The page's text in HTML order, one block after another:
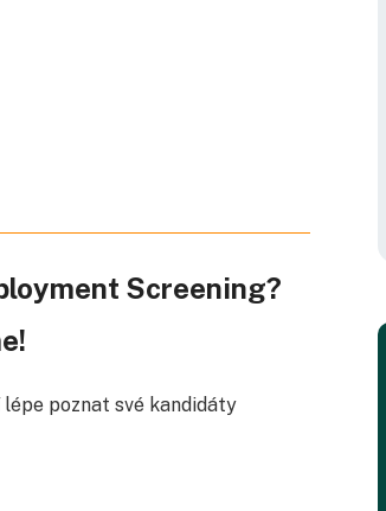
Screening?
lépe poznat své kandidáty